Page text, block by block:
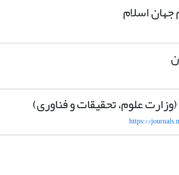
جهان اسلام
علوم، تحقیقات و فناوری)
https://